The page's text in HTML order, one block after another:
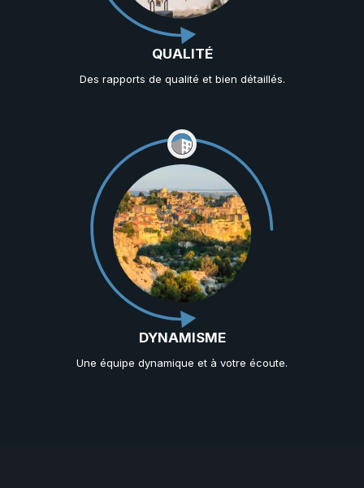
QUALITÉ
Des rapports de qualité et bien détaillés.
DYNAMISME
Une équipe dynamique et à votre écoute.